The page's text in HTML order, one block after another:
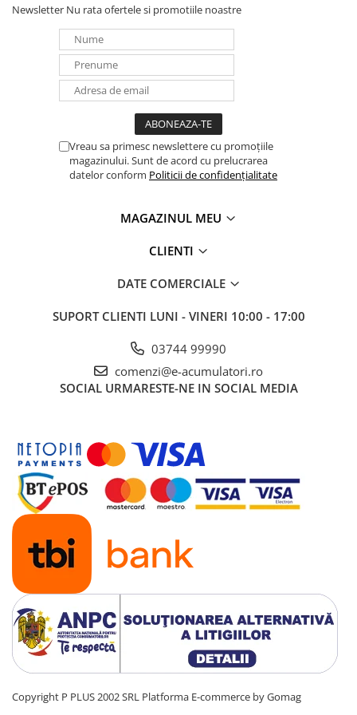
Panouri portabile
Racire/Incalzire
Statii energie portabile
Intrerupatoare si prize
Dulapuri pentru cablare
structurata
cabluri USB, prelungitoare USB
Solutii solare portabile
Acumulatori
Invertoare
Sisteme de prindere
Statii de incarcare EV
OUTLET
Pompe de caldura
Newsletter Nu rata ofertele si promotiile noastre
Vreau sa primesc newslettere cu promoțiile
magazinului. Sunt de acord cu prelucrarea
datelor conform Politicii de confidențialitate
MAGAZINUL MEU
CLIENTI
DATE COMERCIALE
SUPORT CLIENTI LUNI - VINERI 10:00 - 17:00
03744 99990
comenzi@e-acumulatori.ro
SOCIAL URMARESTE-NE IN SOCIAL MEDIA
Copyright P PLUS 2002 SRL Platforma E-commerce by Gomag